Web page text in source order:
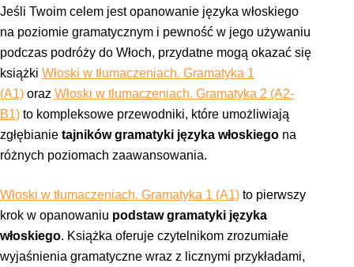
Jeśli Twoim celem jest opanowanie języka włoskiego
na poziomie gramatycznym i pewność w jego używaniu
podczas podróży do Włoch, przydatne mogą okazać się
książki Włoski w tłumaczeniach. Gramatyka 1
(A1) oraz Włoski w tłumaczeniach. Gramatyka 2 (A2-
B1) to kompleksowe przewodniki, które umożliwiają
zgłębianie tajników gramatyki języka włoskiego na
różnych poziomach zaawansowania.
Włoski w tłumaczeniach. Gramatyka 1 (A1) to pierwszy
krok w opanowaniu podstaw gramatyki języka
włoskiego. Książka oferuje czytelnikom zrozumiałe
wyjaśnienia gramatyczne wraz z licznymi przykładami,